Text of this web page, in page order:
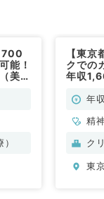
能！
美容
【東
クでの
年収
談可年
精
臓
呼
ク
東